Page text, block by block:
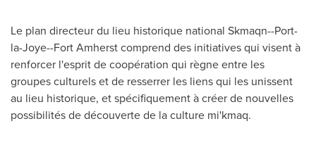
Le plan directeur du lieu historique national Skmaqn--Port-
la-Joye--Fort Amherst comprend des initiatives qui visent à
renforcer l'esprit de coopération qui règne entre les
groupes culturels et de resserrer les liens qui les unissent
au lieu historique, et spécifiquement à créer de nouvelles
possibilités de découverte de la culture mi'kmaq.